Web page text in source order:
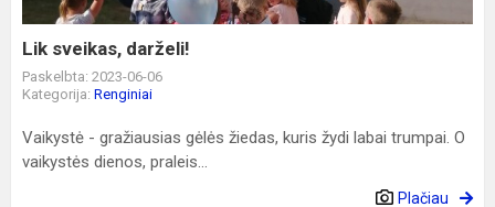
Lik sveikas, darželi!
Paskelbta: 2023-06-06
Kategorija: Renginiai
Vaikystė - gražiausias gėlės žiedas, kuris žydi labai trumpai. O
vaikystės dienos, praleis...
Plačiau